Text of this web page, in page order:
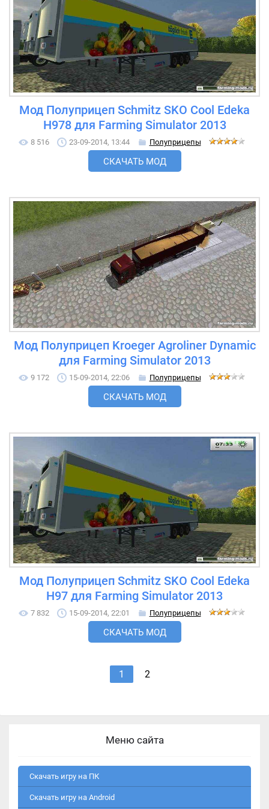
Мод Полуприцеп Schmitz SKO Cool Edeka
H978 для Farming Simulator 2013
8 516 23-09-2014, 13:44 Полуприцепы
СКАЧАТЬ МОД
Мод Полуприцеп Kroeger Agroliner Dynamic
для Farming Simulator 2013
9 172 15-09-2014, 22:06 Полуприцепы
СКАЧАТЬ МОД
Мод Полуприцеп Schmitz SKO Cool Edeka
H97 для Farming Simulator 2013
7 832 15-09-2014, 22:01 Полуприцепы
СКАЧАТЬ МОД
1 2
Меню сайта
Скачать игру на ПК
Скачать игру на Android